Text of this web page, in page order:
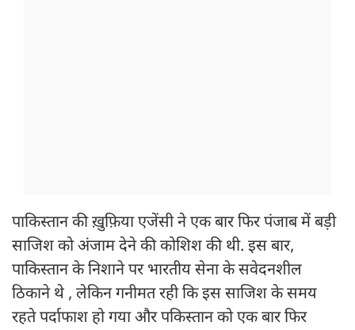
पाकिस्तान की ख़ुफ़िया एजेंसी ने एक बार फिर पंजाब में बड़ी
साजिश को अंजाम देने की कोशिश की थी. इस बार,
पाकिस्तान के निशाने पर भारतीय सेना के सवेदनशील
ठिकाने थे , लेकिन गनीमत रही कि इस साजिश के समय
रहते पर्दाफाश हो गया और पकिस्तान को एक बार फिर